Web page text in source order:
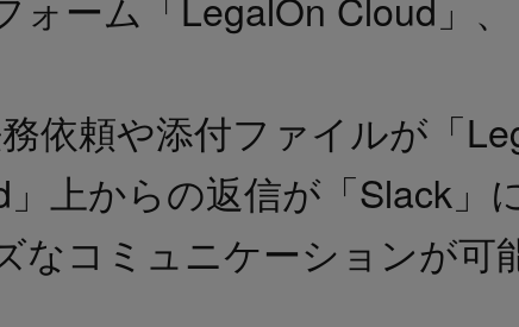
依頼や添付ファイルが「
」上からの返信が「Slack」
なコミュニケーションが可